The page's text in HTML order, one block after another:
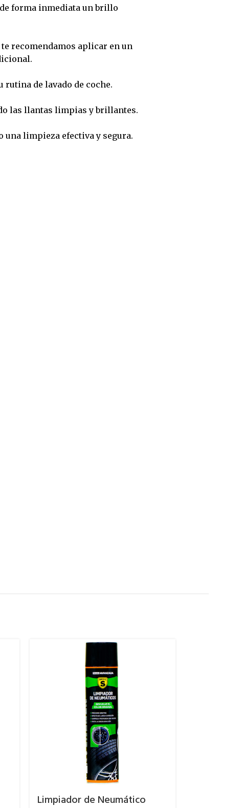
forma inmediata un brillo
recomendamos aplicar en un
de lavado de coche.
las llantas limpias y brillantes.
una limpieza efectiva y segura.
Limpiador de Neumático